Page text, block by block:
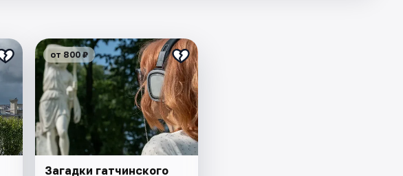
от 800 ₽
Загадки гатчинского